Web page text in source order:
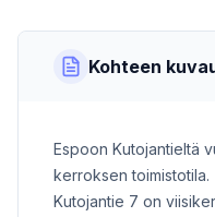
Kohteen
Espoon Kutojantieltä
kerroksen toimistotila.
Kutojantie 7 on